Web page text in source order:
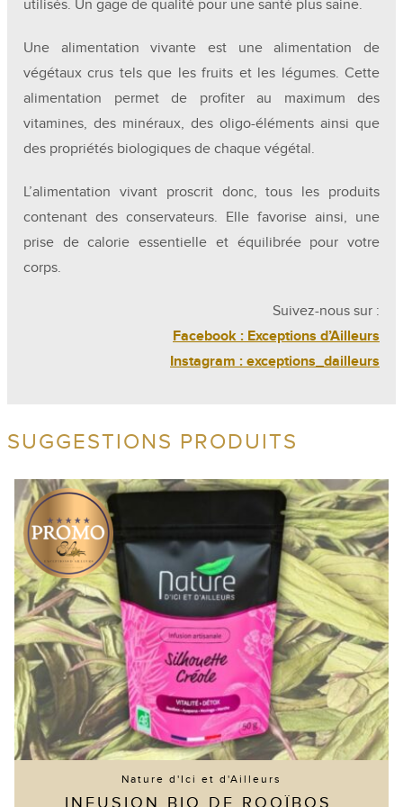
utilisés. Un gage de qualité pour une santé plus saine.
Une alimentation vivante est une alimentation de
végétaux crus tels que les fruits et les légumes. Cette
alimentation permet de profiter au maximum des
vitamines, des minéraux, des oligo-éléments ainsi que
des propriétés biologiques de chaque végétal.
L’alimentation vivant proscrit donc, tous les produits
contenant des conservateurs. Elle favorise ainsi, une
prise de calorie essentielle et équilibrée pour votre
corps.
Suivez-nous sur :
Facebook : Exceptions d’Ailleurs
Instagram : exceptions_dailleurs
SUGGESTIONS PRODUITS
Nature d'Ici et d'Ailleurs